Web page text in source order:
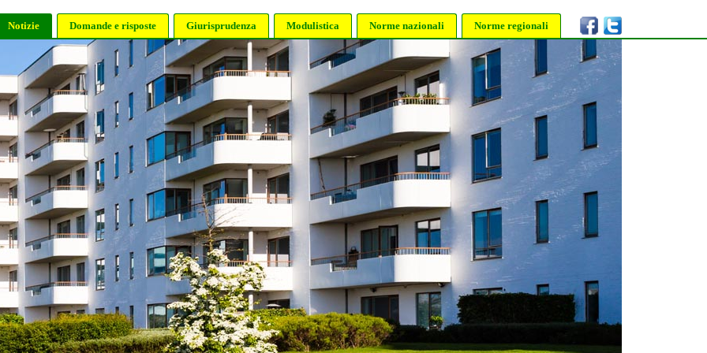
Notizie Domande e risposte Giurisprudenza Modulistica Norme nazionali Norme regionali